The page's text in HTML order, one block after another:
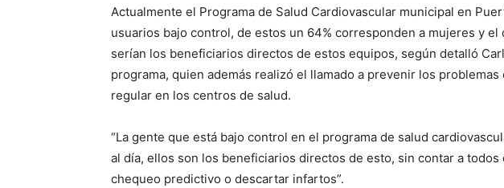
Actualmente el Programa de Salud Cardiovascular municipal en
usuarios bajo control, de estos un 64% corresponden a mujeres y el
serían los beneficiarios directos de estos equipos, según detalló
programa, quien además realizó el llamado a prevenir los
regular en los centros de salud.
“La gente que está bajo control en el programa de salud
al día, ellos son los beneficiarios directos de esto, sin contar a
chequeo predictivo o descartar infartos”.